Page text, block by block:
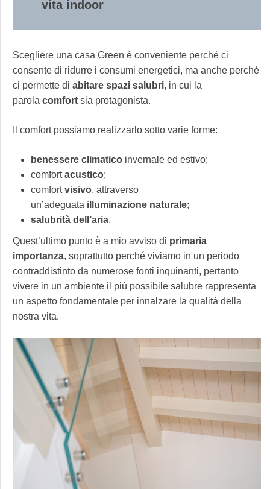
vita indoor
Scegliere una casa Green è conveniente perché ci
consente di ridurre i consumi energetici, ma anche perché
ci permette di abitare spazi salubri, in cui la
parola comfort sia protagonista.
Il comfort possiamo realizzarlo sotto varie forme:
benessere climatico invernale ed estivo;
comfortacustico;
comfortvisivo, attraverso
un’adeguata illuminazione naturale;
salubrità dell’aria.
Quest’ultimo punto è a mio avviso di primaria
importanza, soprattutto perché viviamo in un periodo
contraddistinto da numerose fonti inquinanti, pertanto
vivere in un ambiente il più possibile salubre rappresenta
un aspetto fondamentale per innalzare la qualità della
nostra vita.